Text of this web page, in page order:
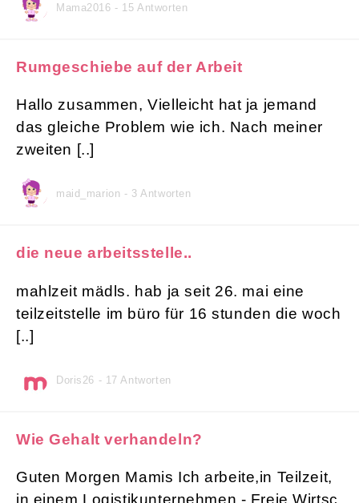
Mama2016 - 15 Antworten
Rumgeschiebe auf der Arbeit
Hallo zusammen, Vielleicht hat ja jemand
das gleiche Problem wie ich. Nach meiner
zweiten [..]
maid_marion - 3 Antworten
die neue arbeitsstelle..
mahlzeit mädls. hab ja seit 26. mai eine
teilzeitstelle im büro für 16 stunden die woch
[..]
Doris26 - 17 Antworten
Wie Gehalt verhandeln?
Guten Morgen Mamis Ich arbeite,in Teilzeit,
in einem Logistikunternehmen - Freie Wirtsc